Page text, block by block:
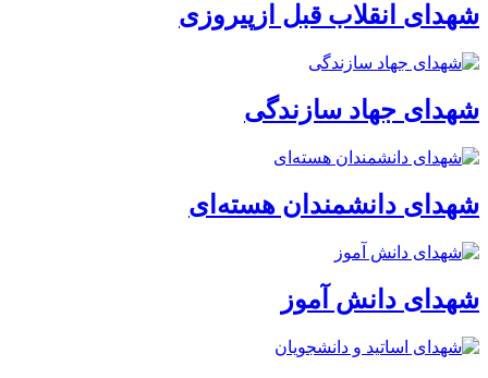
شهدای انقلاب قبل ازپیروزی
شهدای جهاد سازندگی
شهدای دانشمندان هسته‌ای
شهدای دانش آموز